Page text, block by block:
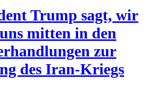
Trump sagt, wir
mitten in den
zur
des Iran-Kriegs